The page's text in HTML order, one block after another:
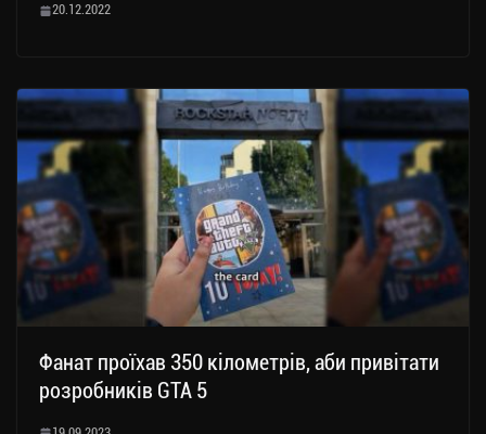
20.12.2022
Фанат проїхав 350 кілометрів, аби привітати
розробників GTA 5